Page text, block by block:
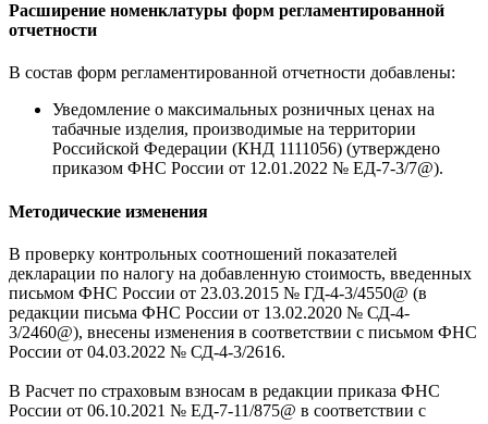
Расширение номенклатуры форм регламентированной
отчетности
В состав форм регламентированной отчетности добавлены:
Уведомление о максимальных розничных ценах на
табачные изделия, производимые на территории
Российской Федерации (КНД 1111056) (утверждено
приказом ФНС России от 12.01.2022 № ЕД-7-3/7@).
Методические изменения
В проверку контрольных соотношений показателей
декларации по налогу на добавленную стоимость, введенных
письмом ФНС России от 23.03.2015 № ГД-4-3/4550@ (в
редакции письма ФНС России от 13.02.2020 № СД-4-
3/2460@), внесены изменения в соответствии с письмом ФНС
России от 04.03.2022 № СД-4-3/2616.
В Расчет по страховым взносам в редакции приказа ФНС
России от 06.10.2021 № ЕД-7-11/875@ в соответствии с